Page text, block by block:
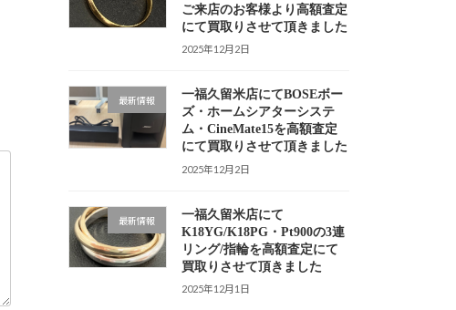
ご来店のお客様より高額査定
にて買取りさせて頂きました
2025年12月2日
最新情報
一福久留米店にてBOSEボー
ズ・ホームシアターシステ
ム・CineMate15を高額査定
にて買取りさせて頂きました
2025年12月2日
最新情報
一福久留米店にて
K18YG/K18PG・Pt900の3連
リング/指輪を高額査定にて
買取りさせて頂きました
2025年12月1日